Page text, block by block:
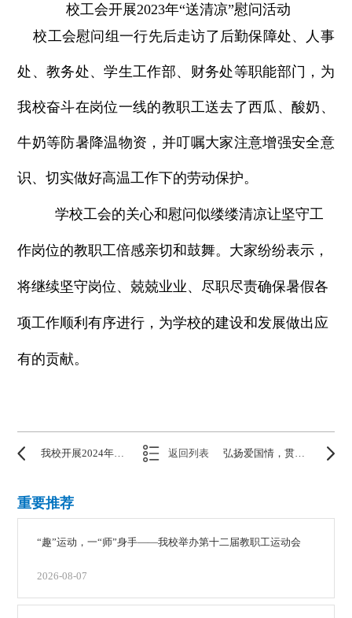
校工会开展2023年“送清凉”慰问活动
校工会慰问组一行先后走访了后勤保障处、人事
处、教务处、学生工作部、财务处等职能部门，为
我校奋斗在岗位一线的教职工送去了西瓜、酸奶、
牛奶等防暑降温物资，并叮嘱大家注意增强安全意
识、切实做好高温工作下的劳动保护。
学校工会的关心和慰问似缕缕清凉让坚守工
作岗位的教职工倍感亲切和鼓舞。大家纷纷表示，
将继续坚守岗位、兢兢业业、尽职尽责确保暑假各
项工作顺利有序进行，为学校的建设和发展做出应
有的贡献。
我校开展2024年春节送温暖活动 返回列表 弘扬爱国情，贯彻二十大《浏阳河上》观影活动
重要推荐
“趣”运动，一“师”身手——我校举办第十二届教职工运动会
2026-08-07